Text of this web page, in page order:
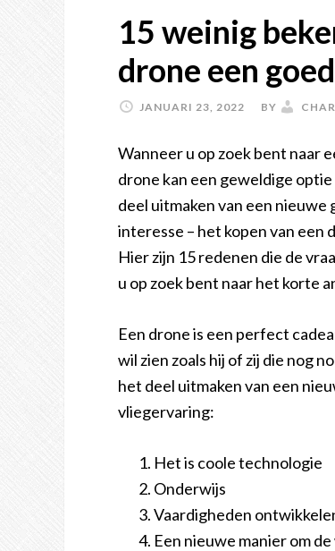
15 weinig
drone een
JANUARI 23, 2022 BY
Wanneer u op zoek bent naar
drone kan een geweldige
deel uitmaken van een
interesse – het kopen van een
Hier zijn 15 redenen die de
u op zoek bent naar het korte
Een drone is een perfect
wil zien zoals hij of zij die nog
het deel uitmaken van een
vliegervaring:
Het is coole technologie
Onderwijs
Vaardigheden
Een nieuwe manier om